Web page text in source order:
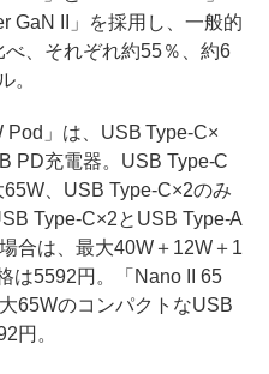
GaN II」を採用し、一般的
、それぞれ約55％、約6
。
」は、USB Type-C×
PD充電器。USB Type-C
、USB Type-C×2のみ
Type-C×2とUSB Type-A
合は、最大40W＋12W＋1
は5592円。「Nano II 65
65WのコンパクトなUSB
円。